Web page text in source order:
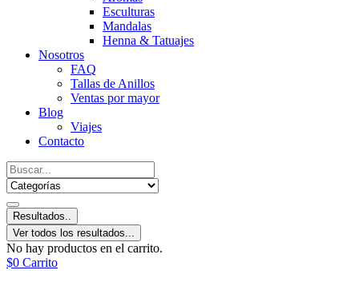
Esculturas
Mandalas
Henna & Tatuajes
Nosotros
FAQ
Tallas de Anillos
Ventas por mayor
Blog
Viajes
Contacto
Resultados..
Ver todos los resultados...
No hay productos en el carrito.
$0 Carrito